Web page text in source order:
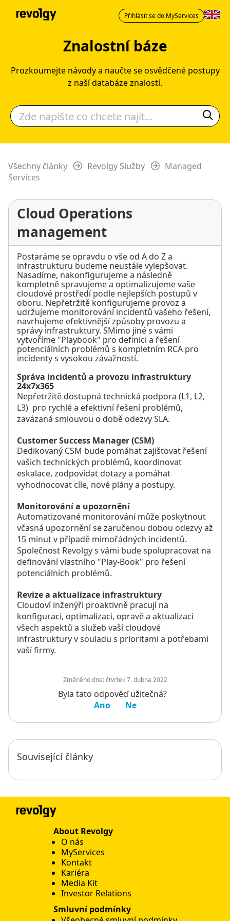
Přihlásit se do MyServices
Znalostní báze
Prozkoumejte návody a naučte se osvědčené postupy
z naší databáze znalostí.
Všechny články Revolgy Služby
Managed
Services
Cloud Operations
management
Postaráme se opravdu o vše od A do Z a
infrastrukturu budeme neustále vylepšovat.
Nasadíme, nakonfigurujeme a následně
kompletně spravujeme a optimalizujeme vaše
cloudové prostředí podle nejlepších postupů v
oboru. Nepřetržitě konfigurujeme provoz a
udržujeme monitorování incidentů vašeho řešení,
navrhujeme efektivnější způsoby provozu a
správy infrastruktury. SMimo jiné s vámi
vytvoříme "Playbook" pro definici a řešení
potenciálních problémů s kompletním RCA pro
incidenty s vysokou závažností.
Správa incidentů a provozu infrastruktury
24x7x365
Nepřetržitě dostupná technická podpora (L1, L2,
L3) pro rychlé a efektivní řešení problémů,
zavázaná smlouvou o době odezvy SLA.
Customer Success Manager (CSM)
Dedikovaný CSM bude pomáhat zajišťovat řešení
vašich technických problémů, koordinovat
eskalace, zodpovídat dotazy a pomáhat
vyhodnocovat cíle, nové plány a postupy.
Monitorování a upozornění
Automatizované monitorování může poskytnout
včasná upozornění se zaručenou dobou odezvy až
15 minut v případě mimořádných incidentů.
Společnost Revolgy s vámi bude spolupracovat na
definování vlastního "Play-Book" pro řešení
potenciálních problémů.
Revize a aktualizace infrastruktury
Cloudoví inženýři proaktivně pracují na
konfiguraci, optimalizaci, opravě a aktualizaci
všech aspektů a služeb vaší cloudové
infrastruktury v souladu s prioritami a potřebami
vaší firmy.
Změněno dne:čtvrtek 7. dubna 2022
Byla tato odpověď užitečná?
Ano
Ne
Související články
About Revolgy
O nás
MyServices
Kontakt
Kariéra
Media Kit
Investor Relations
Smluvní podmínky